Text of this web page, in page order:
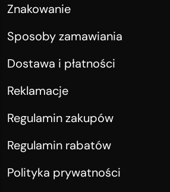
Znakowanie
Sposoby zamawiania
Dostawa i płatności
Reklamacje
Regulamin zakupów
Regulamin rabatów
Polityka prywatności